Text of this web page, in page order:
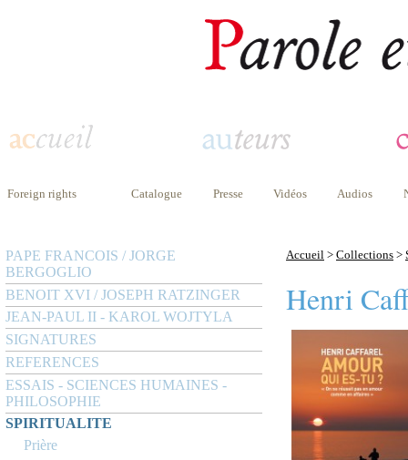
Foreign rights Catalogue Presse Vidéos Audios
PAPE FRANCOIS / JORGE
BERGOGLIO
BENOIT XVI / JOSEPH RATZINGER
JEAN-PAUL II - KAROL WOJTYLA
SIGNATURES
REFERENCES
ESSAIS - SCIENCES HUMAINES -
PHILOSOPHIE
SPIRITUALITE
Prière
Accueil > Collections >
Henri